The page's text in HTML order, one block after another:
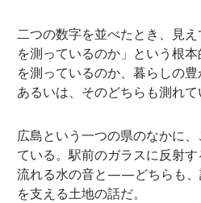
二つの数字を並べたとき、見
を測っているのか」という根
を測っているのか、暮らしの豊
あるいは、そのどちらも測れて
広島という一つの県のなかに
ている。駅前のガラスに反射
流れる水の音と——どちらも、
を支える土地の話だ。